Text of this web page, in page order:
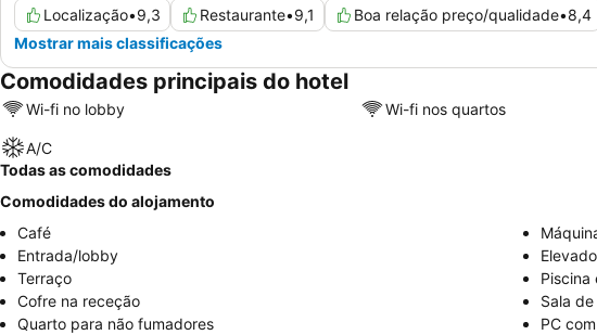
Localização•9,3 Restaurante•9,1 Boa relação preço/qualidade•8,4
Mostrar mais classificações
Comodidades principais do hotel
Wi-fi no lobby Wi-fi nos quartos
A/C
Todas as comodidades
Comodidades do alojamento
Café
Entrada/lobby
Terraço
Piscina
Cofre na receção
Sala
Quarto para não fumadores
PC